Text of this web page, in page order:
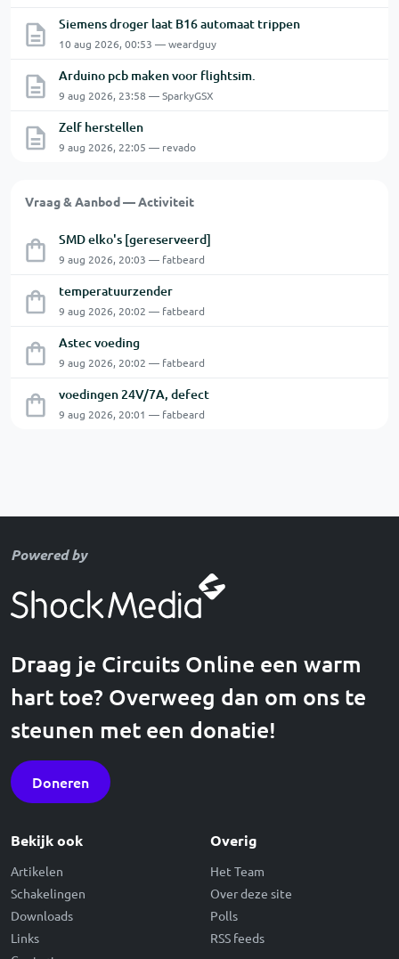
Siemens droger laat B16 automaat trippen
10 aug 2026, 00:53 — weardguy
Arduino pcb maken voor flightsim.
9 aug 2026, 23:58 — SparkyGSX
Zelf herstellen
9 aug 2026, 22:05 — revado
Vraag & Aanbod — Activiteit
SMD elko's [gereserveerd]
9 aug 2026, 20:03 — fatbeard
temperatuurzender
9 aug 2026, 20:02 — fatbeard
Astec voeding
9 aug 2026, 20:02 — fatbeard
voedingen 24V/7A, defect
9 aug 2026, 20:01 — fatbeard
Powered by
Draag je Circuits Online een warm
hart toe? Overweeg dan om ons te
steunen met een donatie!
Doneren
Bekijk ook
Artikelen
Schakelingen
Downloads
Links
Overig
Het Team
Over deze site
Polls
RSS feeds